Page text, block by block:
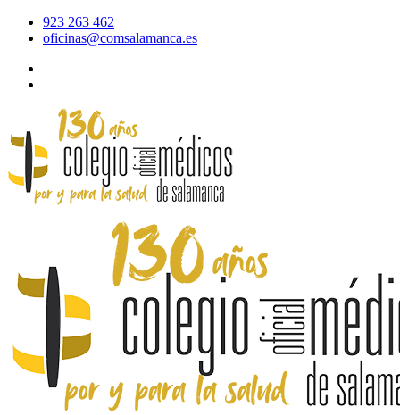
923 263 462
oficinas@comsalamanca.es